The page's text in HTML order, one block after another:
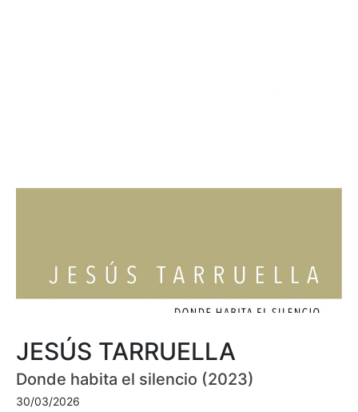
JESÚS TARRUELLA
Donde habita el silencio (2023)
30/03/2026